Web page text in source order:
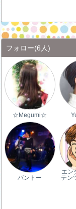
フォロー(6人)
☆Megumi☆
バントー
エン
テン